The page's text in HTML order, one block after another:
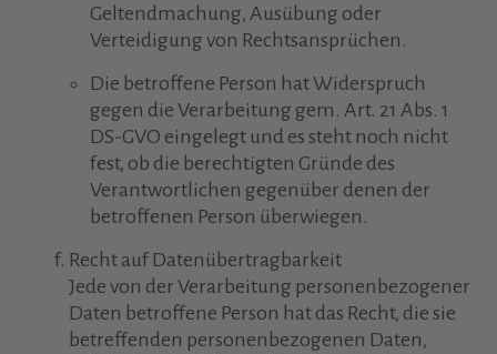
Geltendmachung, Ausübung oder
Verteidigung von Rechtsansprüchen.
Die betroffene Person hat Widerspruch
gegen die Verarbeitung gem. Art. 21 Abs. 1
DS-GVO eingelegt und es steht noch nicht
fest, ob die berechtigten Gründe des
Verantwortlichen gegenüber denen der
betroffenen Person überwiegen.
Recht auf Datenübertragbarkeit
Jede von der Verarbeitung personenbezogener
Daten betroffene Person hat das Recht, die sie
betreffenden personenbezogenen Daten,